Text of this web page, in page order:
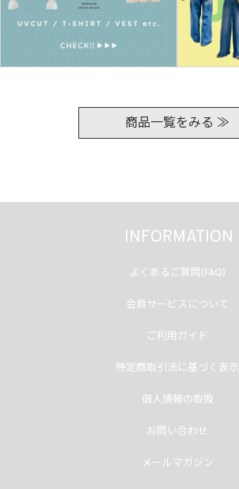
商品一覧をみる ≫
INFORMATION
よくあるご質問(FAQ)
会員サービスについて
ご利用ガイド
特定商取引法に基づく表示
個人情報の取扱
お問い合わせ
メールマガジン